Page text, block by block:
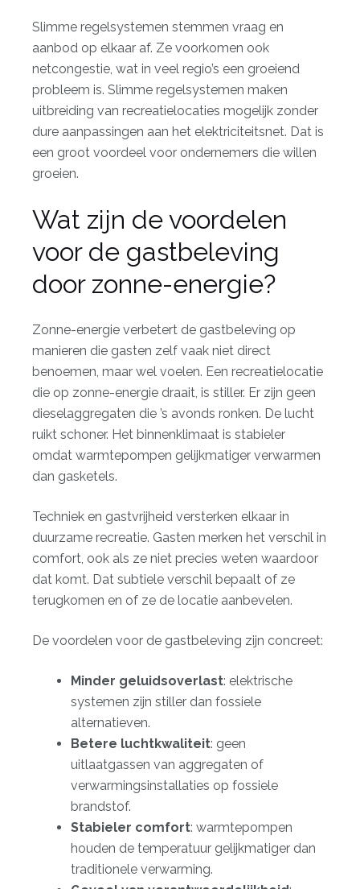
Slimme regelsystemen stemmen vraag en
aanbod op elkaar af. Ze voorkomen ook
netcongestie, wat in veel regio’s een groeiend
probleem is. Slimme regelsystemen maken
uitbreiding van recreatielocaties mogelijk zonder
dure aanpassingen aan het elektriciteitsnet. Dat is
een groot voordeel voor ondernemers die willen
groeien.
Wat zijn de voordelen
voor de gastbeleving
door zonne-energie?
Zonne-energie verbetert de gastbeleving op
manieren die gasten zelf vaak niet direct
benoemen, maar wel voelen. Een recreatielocatie
die op zonne-energie draait, is stiller. Er zijn geen
dieselaggregaten die ’s avonds ronken. De lucht
ruikt schoner. Het binnenklimaat is stabieler
omdat warmtepompen gelijkmatiger verwarmen
dan gasketels.
Techniek en gastvrijheid versterken elkaar in
duurzame recreatie. Gasten merken het verschil in
comfort, ook als ze niet precies weten waardoor
dat komt. Dat subtiele verschil bepaalt of ze
terugkomen en of ze de locatie aanbevelen.
De voordelen voor de gastbeleving zijn concreet:
Minder geluidsoverlast: elektrische
systemen zijn stiller dan fossiele
alternatieven.
Betere luchtkwaliteit: geen
uitlaatgassen van aggregaten of
verwarmingsinstallaties op fossiele
brandstof.
Stabieler comfort: warmtepompen
houden de temperatuur gelijkmatiger dan
traditionele verwarming.